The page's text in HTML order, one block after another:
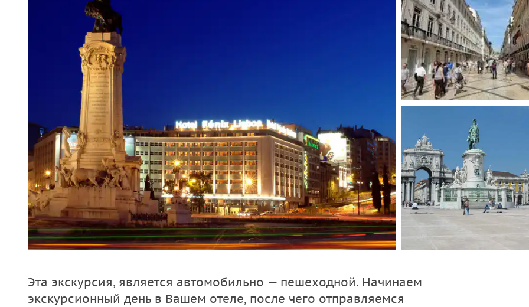
Эта экскурсия, является автомобильно — пешеходной. Начинаем
экскурсионный день в Вашем отеле, после чего отправляемся